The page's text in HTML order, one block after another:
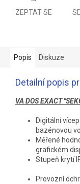
ZEPTAT SE
Popis Diskuze
Detailní popis
VA DOS EXACT
Digitální
bazénovou
Měřené
grafickém
Stupeň krytí
Provozní